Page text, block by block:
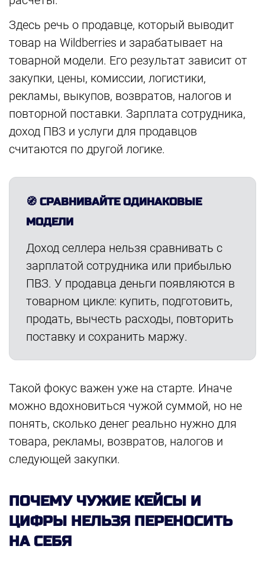
Здесь речь о продавце, который выводит
товар на Wildberries и зарабатывает на
товарной модели. Его результат зависит от
закупки, цены, комиссии, логистики,
рекламы, выкупов, возвратов, налогов и
повторной поставки. Зарплата сотрудника,
доход ПВЗ и услуги для продавцов
считаются по другой логике.
🧭 СРАВНИВАЙТЕ ОДИНАКОВЫЕ
МОДЕЛИ
Доход селлера нельзя сравнивать с
зарплатой сотрудника или прибылью
ПВЗ. У продавца деньги появляются в
товарном цикле: купить, подготовить,
продать, вычесть расходы, повторить
поставку и сохранить маржу.
Такой фокус важен уже на старте. Иначе
можно вдохновиться чужой суммой, но не
понять, сколько денег реально нужно для
товара, рекламы, возвратов, налогов и
следующей закупки.
ПОЧЕМУ ЧУЖИЕ КЕЙСЫ И
ЦИФРЫ НЕЛЬЗЯ ПЕРЕНОСИТЬ
НА СЕБЯ